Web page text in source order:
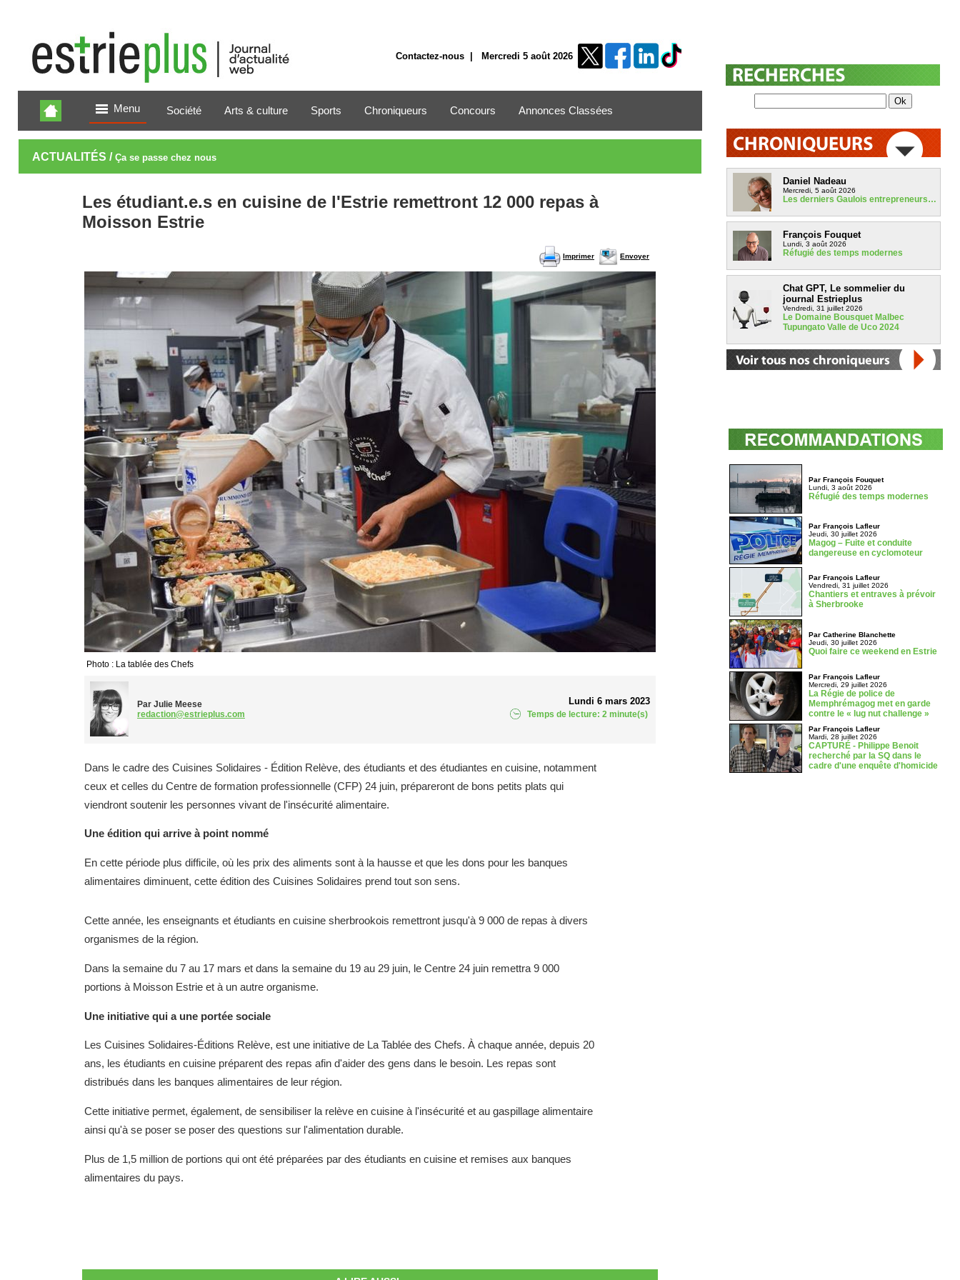
Contactez-nous| Mercredi 5 août 2026
Menu Société Arts & culture Sports Chroniqueurs Concours Annonces Classées
ACTUALITÉS / Ça se passe chez nous
Les étudiant.e.s en cuisine de l'Estrie remettront 12 000 repas à
Moisson Estrie
Imprimer Envoyer
Photo : La tablée des Chefs
Par Julie Meese
redaction@estrieplus.com
Lundi 6 mars 2023
Temps de lecture: 2 minute(s)
Dans le cadre des Cuisines Solidaires - Édition Relève, des étudiants et des étudiantes en cuisine, notamment
ceux et celles du Centre de formation professionnelle (CFP) 24 juin, prépareront de bons petits plats qui
viendront soutenir les personnes vivant de l'insécurité alimentaire.
Une édition qui arrive à point nommé
En cette période plus difficile, où les prix des aliments sont à la hausse et que les dons pour les banques
alimentaires diminuent, cette édition des Cuisines Solidaires prend tout son sens.
Cette année, les enseignants et étudiants en cuisine sherbrookois remettront jusqu'à 9 000 de repas à divers
organismes de la région.
Dans la semaine du 7 au 17 mars et dans la semaine du 19 au 29 juin, le Centre 24 juin remettra 9 000
portions à Moisson Estrie et à un autre organisme.
Une initiative qui a une portée sociale
Les Cuisines Solidaires-Éditions Relève, est une initiative de La Tablée des Chefs. À chaque année, depuis 20
ans, les étudiants en cuisine préparent des repas afin d'aider des gens dans le besoin. Les repas sont
distribués dans les banques alimentaires de leur région.
Cette initiative permet, également, de sensibiliser la relève en cuisine à l'insécurité et au gaspillage alimentaire
ainsi qu'à se poser se poser des questions sur l'alimentation durable.
Plus de 1,5 million de portions qui ont été préparées par des étudiants en cuisine et remises aux banques
alimentaires du pays.
Daniel Nadeau
Mercredi, 5 août 2026
Les derniers Gaulois entrepreneurs…
François Fouquet
Lundi, 3 août 2026
Réfugié des temps modernes
Chat GPT, Le sommelier du
journal Estrieplus
Vendredi, 31 juillet 2026
Le Domaine Bousquet Malbec
Tupungato Valle de Uco 2024
Par François Fouquet
Lundi, 3 août 2026
Réfugié des temps modernes
Par François Lafleur
Jeudi, 30 juillet 2026
Magog – Fuite et conduite
dangereuse en cyclomoteur
Par François Lafleur
Vendredi, 31 juillet 2026
Chantiers et entraves à prévoir
à Sherbrooke
Par Catherine Blanchette
Jeudi, 30 juillet 2026
Quoi faire ce weekend en Estrie
Par François Lafleur
Mercredi, 29 juillet 2026
La Régie de police de
Memphrémagog met en garde
contre le « lug nut challenge »
Par François Lafleur
Mardi, 28 juillet 2026
CAPTURÉ - Philippe Benoit
recherché par la SQ dans le
cadre d'une enquête d'homicide